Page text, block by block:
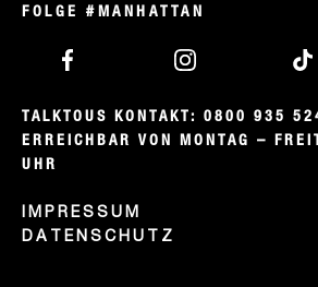
FOLGE #MANHATTAN
TALKTOUS KONTAKT: 0800 935
ERREICHBAR VON MONTAG –
UHR
IMPRESSUM
DATENSCHUTZ